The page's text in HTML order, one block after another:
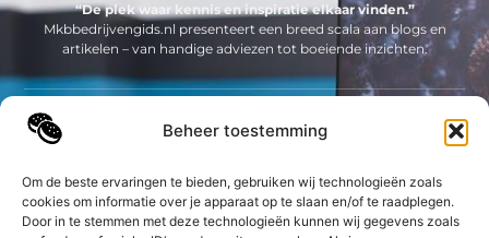
Beheer toestemming
Om de beste ervaringen te bieden, gebruiken wij technologieën zoals
cookies om informatie over je apparaat op te slaan en/of te raadplegen.
Door in te stemmen met deze technologieën kunnen wij gegevens zoals
“De plek waar kennis en inspiratie elkaar vinden.”
Mkbbedrijvengids.nl presenteert een breed scala aan blogs en
artikelen – van handige adviezen tot boeiende inzichten.
Bericht categorie
Neem contact met ons op